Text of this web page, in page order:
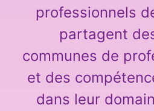
professionnels
partagent
communes de
et des
dans leur